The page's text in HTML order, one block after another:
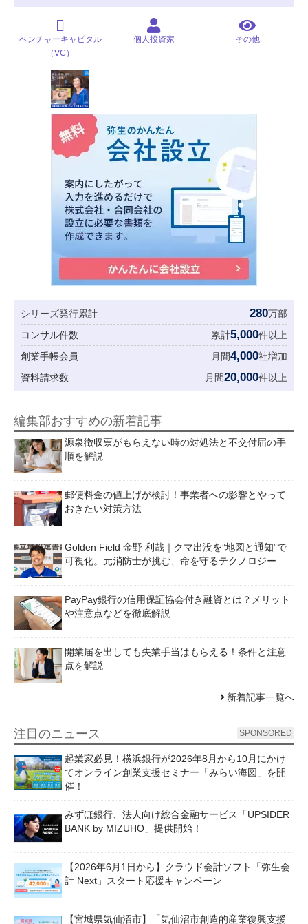
ベンチャーキャピタル
（VC）
個人投資家 その他
シリーズ発行累計 280万部
コンサル件数
累計5,000件以上
創業手帳会員
月間4,000社増加
資料請求数
月間20,000件以上
編集部おすすめの新着記事
源泉徴収票がもらえない時の対処法と不交付届の手
順を解説
郵便料金の値上げが検討！事業者への影響とやって
おきたい対策方法
Golden Field 金野 利哉｜クマ出没を”地図と通知”で
可視化。元消防士が挑む、命を守るテクノロジー
PayPay銀行の信用保証協会付き融資とは？メリット
や注意点などを徹底解説
開業届を出しても失業手当はもらえる！条件と注意
点を解説
新着記事一覧へ
注目のニュース SPONSORED
起業家必見！横浜銀行が2026年8月から10月にかけ
てオンライン創業支援セミナー「みらい海図」を開
催！
みずほ銀行、法人向け総合金融サービス「UPSIDER
BANK by MIZUHO」提供開始！
【2026年6月1日から】クラウド会計ソフト「弥生会
計 Next」スタート応援キャンペーン
【宮城県気仙沼市】「気仙沼市創造的産業復興支援